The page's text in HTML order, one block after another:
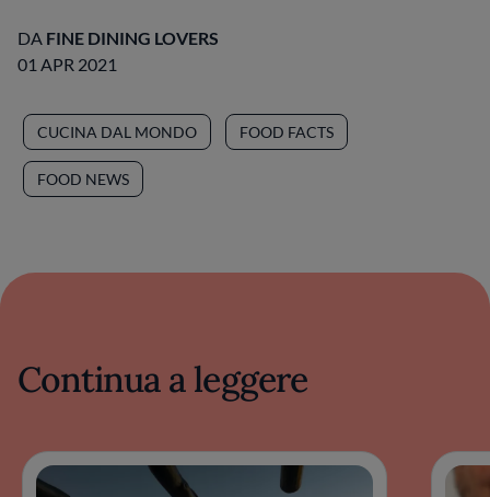
DA FINE DINING LOVERS
01 APR 2021
CUCINA DAL MONDO FOOD FACTS
FOOD NEWS
Continua a leggere